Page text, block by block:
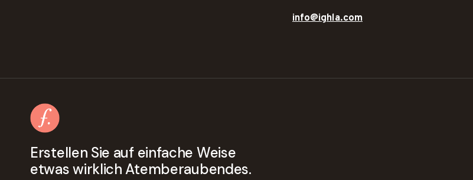
info@ighla.com
Erstellen Sie auf einfache Weise
etwas wirklich Atemberaubendes.